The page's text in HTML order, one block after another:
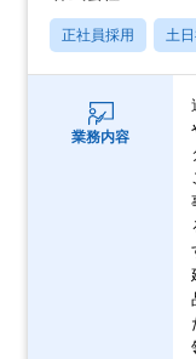
正社員採用 土
業務内容